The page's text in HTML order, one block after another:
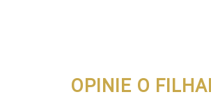
OPINIE O